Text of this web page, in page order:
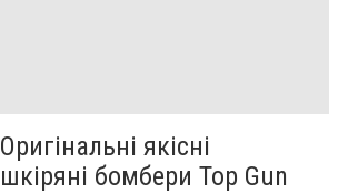
Оригінальні якісні
шкіряні бомбери Top Gun